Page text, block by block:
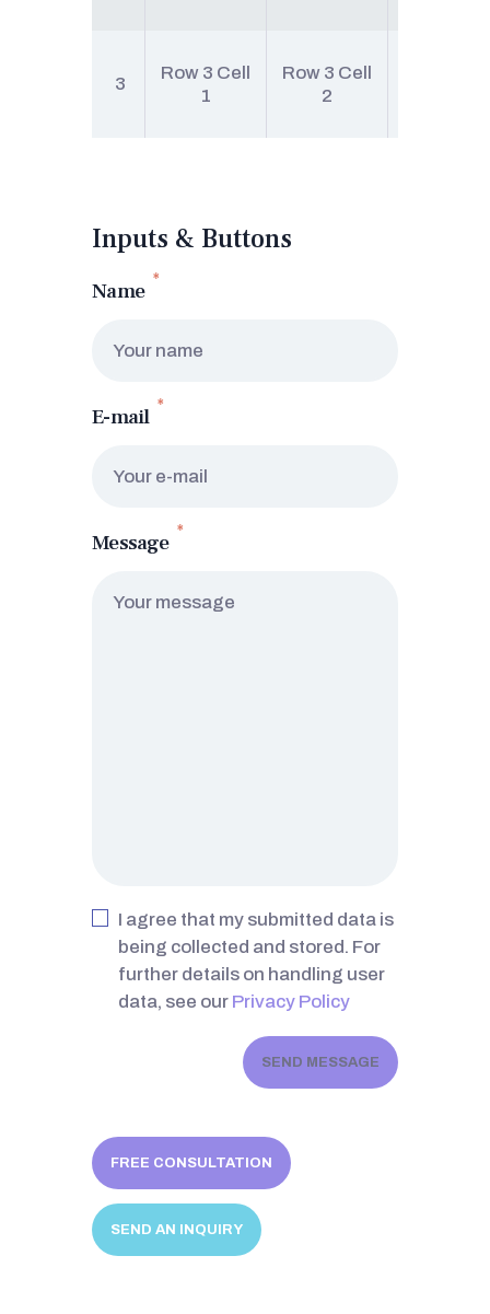
3
Row 3 Cell
1
Row 3 Cell
2
Inputs & Buttons
Name
E-mail
Message
I agree that my submitted data is
being collected and stored. For
further details on handling user
data, see our Privacy Policy
SEND MESSAGE
FREE CONSULTATION
SEND AN INQUIRY